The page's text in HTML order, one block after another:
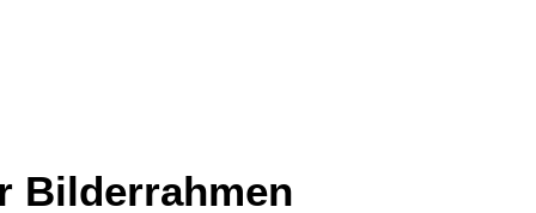
Bilderrahmen